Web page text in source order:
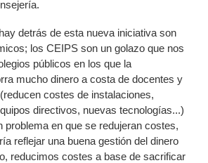
detrás de esta nueva iniciativa son
los CEIPS son un golazo que nos
públicos en los que la
mucho dinero a costa de docentes y
costes de instalaciones,
directivos, nuevas tecnologías...)
problema en que se redujeran costes,
reflejar una buena gestión del dinero
reducimos costes a base de sacrificar